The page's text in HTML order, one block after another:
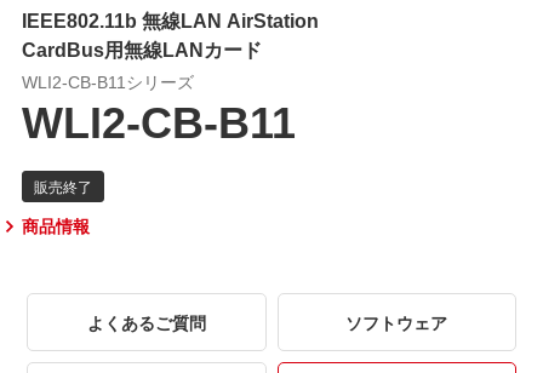
IEEE802.11b 無線LAN AirStation
CardBus用無線LANカード
WLI2-CB-B11シリーズ
WLI2-CB-B11
商品情報
よくあるご質問 ソフトウェア